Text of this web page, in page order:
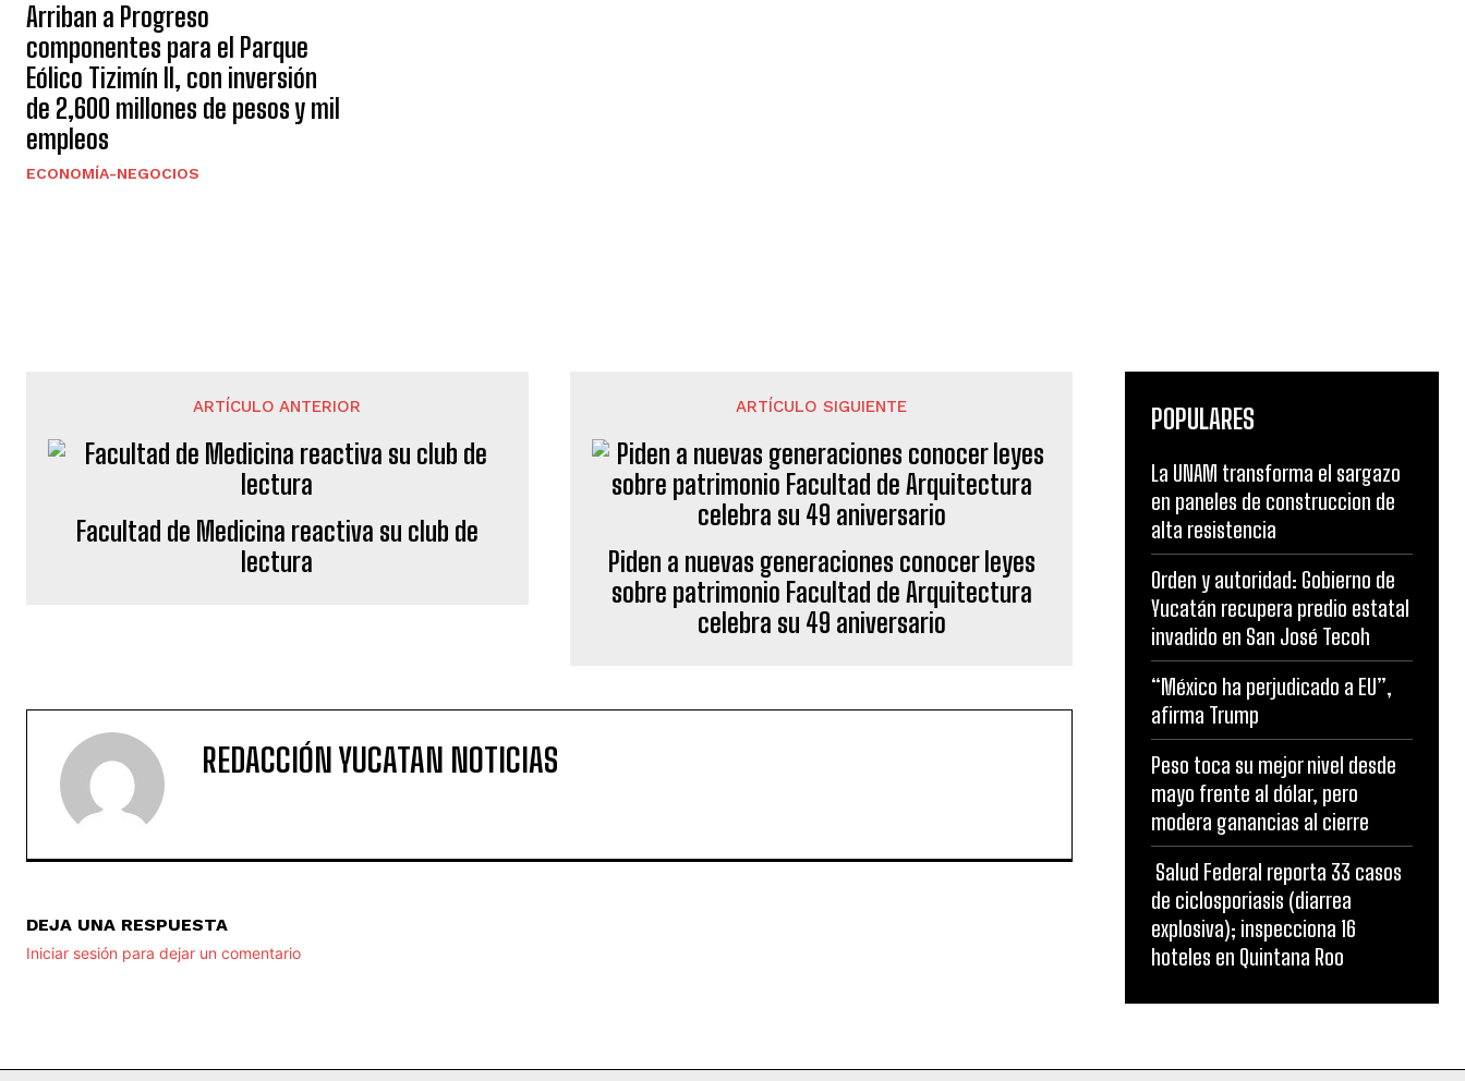
Arriban a Progreso
componentes para el Parque
Eólico Tizimín II, con inversión
de 2,600 millones de pesos y mil
empleos
ECONOMÍA-NEGOCIOS
ARTÍCULO ANTERIOR
Facultad de Medicina reactiva su club de
lectura
ARTÍCULO SIGUIENTE
Piden a nuevas generaciones conocer leyes
sobre patrimonio Facultad de Arquitectura
celebra su 49 aniversario
REDACCIÓN YUCATAN NOTICIAS
DEJA UNA RESPUESTA
Iniciar sesión para dejar un comentario
POPULARES
La UNAM transforma el sargazo
en paneles de construccion de
alta resistencia
Orden y autoridad: Gobierno de
Yucatán recupera predio estatal
invadido en San José Tecoh
“México ha perjudicado a EU”,
afirma Trump
Peso toca su mejor nivel desde
mayo frente al dólar, pero
modera ganancias al cierre
Salud Federal reporta 33 casos
de ciclosporiasis (diarrea
explosiva); inspecciona 16
hoteles en Quintana Roo